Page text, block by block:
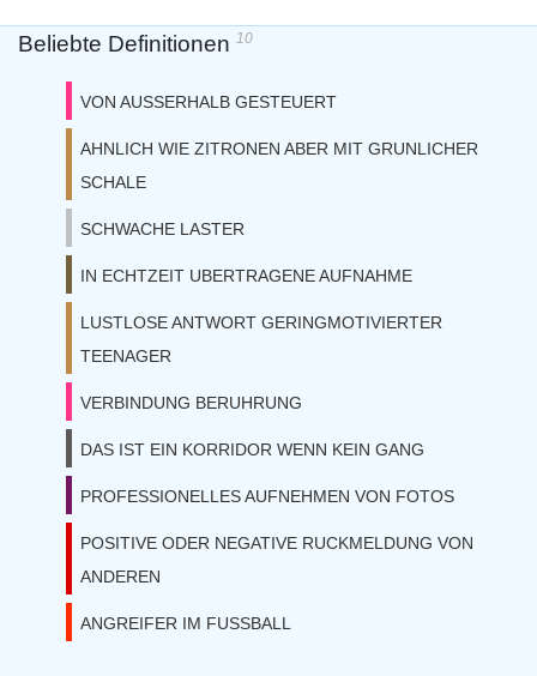
Beliebte Definitionen 10
VON AUSSERHALB GESTEUERT
AHNLICH WIE ZITRONEN ABER MIT GRUNLICHER
SCHALE
SCHWACHE LASTER
IN ECHTZEIT UBERTRAGENE AUFNAHME
LUSTLOSE ANTWORT GERINGMOTIVIERTER
TEENAGER
VERBINDUNG BERUHRUNG
DAS IST EIN KORRIDOR WENN KEIN GANG
PROFESSIONELLES AUFNEHMEN VON FOTOS
POSITIVE ODER NEGATIVE RUCKMELDUNG VON
ANDEREN
ANGREIFER IM FUSSBALL